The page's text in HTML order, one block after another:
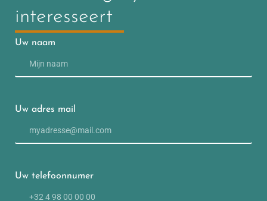
interesseert
Uw naam
Uw adres mail
Uw telefoonnumer